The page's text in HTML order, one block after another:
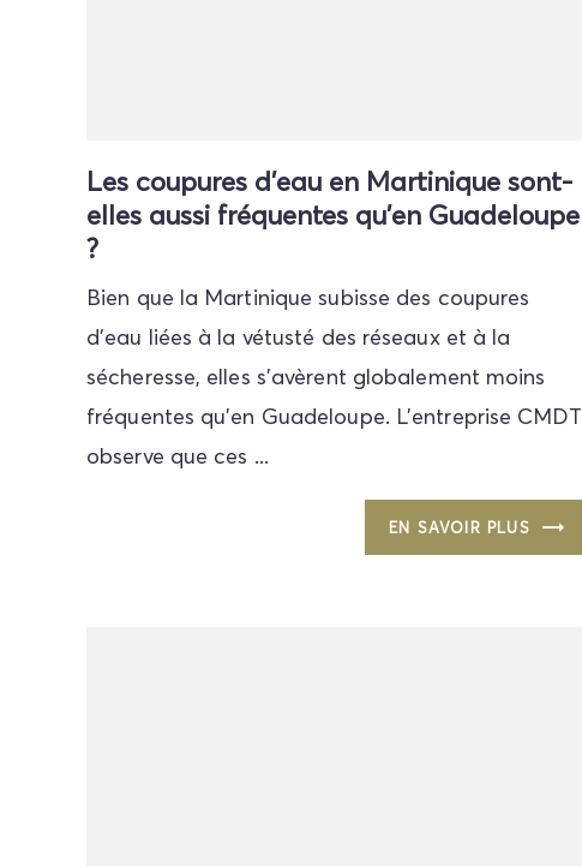
Les coupures d'eau en Martinique sont-
elles aussi fréquentes qu'en Guadeloupe
?
Bien que la Martinique subisse des coupures
d'eau liées à la vétusté des réseaux et à la
sécheresse, elles s'avèrent globalement moins
fréquentes qu'en Guadeloupe. L'entreprise CMDT
observe que ces ...
EN SAVOIR PLUS